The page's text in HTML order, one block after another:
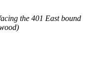
the 401 East bound